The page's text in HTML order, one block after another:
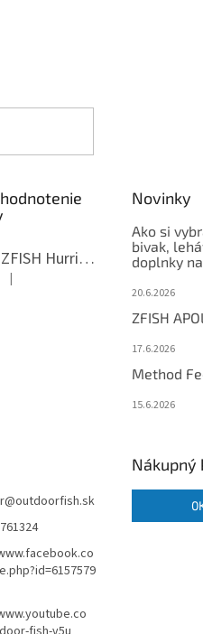
ZFISH Hurricane Camo Kreslo
Hodnotenie produktu je 5 z 5
|
Novinky
Ako si
bivak,
doplnky
20.6.2026
ZFISH
17.6.2026
Method
15.6.2026
@outdoorfish.sk
Nákupný
0